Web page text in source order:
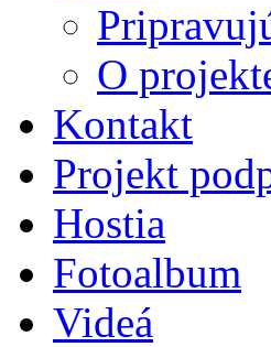
O
Kontakt
Projekt
Hostia
Fotoalbum
Videá